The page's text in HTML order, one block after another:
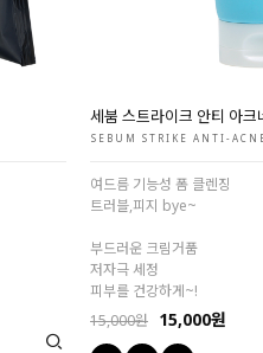
세붐 스트라이크 안티 아크
SEBUM STRIKE ANTI-
여드름 기능성 폼 클렌징
트러블,피지 bye~
부드러운 크림거품
저자극 세정
피부를 건강하게~!
15,000원 15,000원